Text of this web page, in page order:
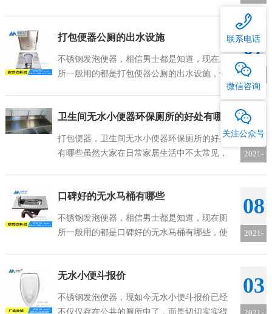
啦等等，因此我们有了不锈钢集便器公共设施...
04
打包便器公厕的出水设施
不锈钢发泡便器，相信男士都是知道，现在厕
所一般用的都是打包便器公厕的出水设施，使
用方便，确实是不少场所的必需品。而且现在
市面上的品牌也有很多，但是对于安装几乎都
是差不多的，不知道大家有没有了解。有兴趣...
07
2022-
04
卫生间无水小便器环保厕所的好处有哪些
打包便器，卫生间无水小便器环保厕所的好处
有哪些虽然大家在日常家居生活中不太常见，
共厕所中是非常常见的，但是关于这类产品的...
24
2021-
口碑好的无水马桶有哪些
不锈钢发泡便器，相信男士都是知道，现在厕
所一般用的都是口碑好的无水马桶有哪些，使
是差不多的，不知道大家有没有了解。有兴趣...
08
2021-
无水小便斗报价
不锈钢发泡便器，现如今无水小便斗报价已经
不仅仅存在公共的厕所中了，而是切切实实得
03
联系电话
微信咨询
关注公众号